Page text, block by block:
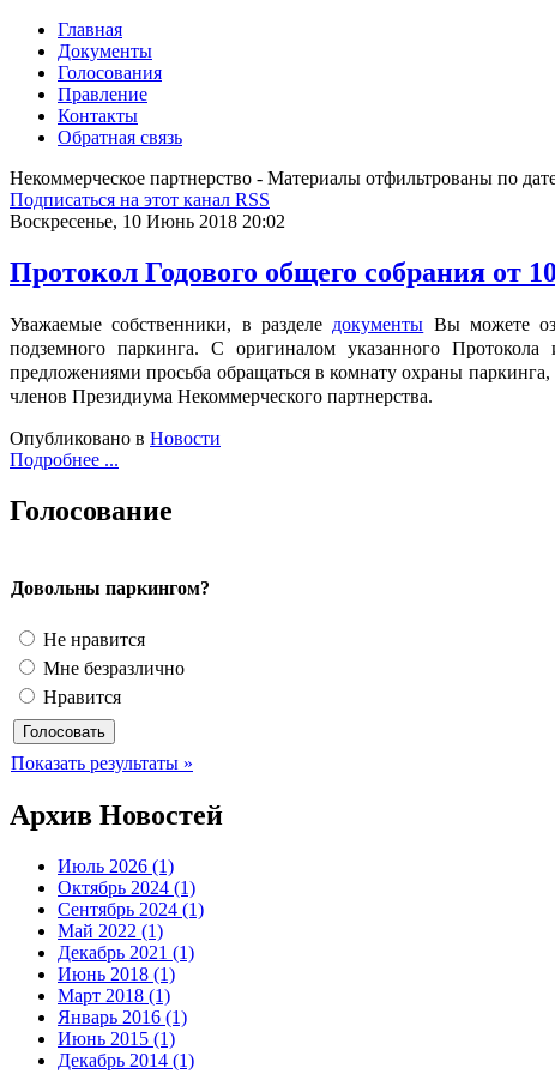
Главная
Документы
Голосования
Правление
Контакты
Обратная связь
Некоммерческое партнерство - Материалы отфильтрованы по
Подписаться на этот канал RSS
Воскресенье, 10 Июнь 2018 20:02
Протокол Годового общего собрания от
Уважаемые собственники, в разделе документы Вы можете
подземного паркинга. С оригиналом указанного
предложениями просьба обращаться в комнату охраны
членов Президиума Некоммерческого партнерства.
Опубликовано в Новости
Подробнее ...
Голосование
Довольны паркингом?
Не нравится
Мне безразлично
Нравится
Показать результаты »
Архив Новостей
Июль 2026 (1)
Октябрь 2024 (1)
Сентябрь 2024 (1)
Май 2022 (1)
Декабрь 2021 (1)
Июнь 2018 (1)
Март 2018 (1)
Январь 2016 (1)
Июнь 2015 (1)
Декабрь 2014 (1)